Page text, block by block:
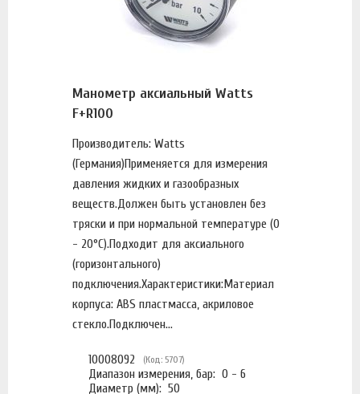
Манометр аксиальный Watts
F+R100
Производитель: Watts
(Германия)Применяется для измерения
давления жидких и газообразных
веществ.Должен быть установлен без
тряски и при нормальной температуре (0
- 20°С).Подходит для аксиального
(горизонтального)
подключения.Характеристики:Материал
корпуса: ABS пластмасса, акриловое
стекло.Подключен...
10008092 (Код: 5707)
Диапазон измерения, бар: 0 - 6
Диаметр (мм): 50